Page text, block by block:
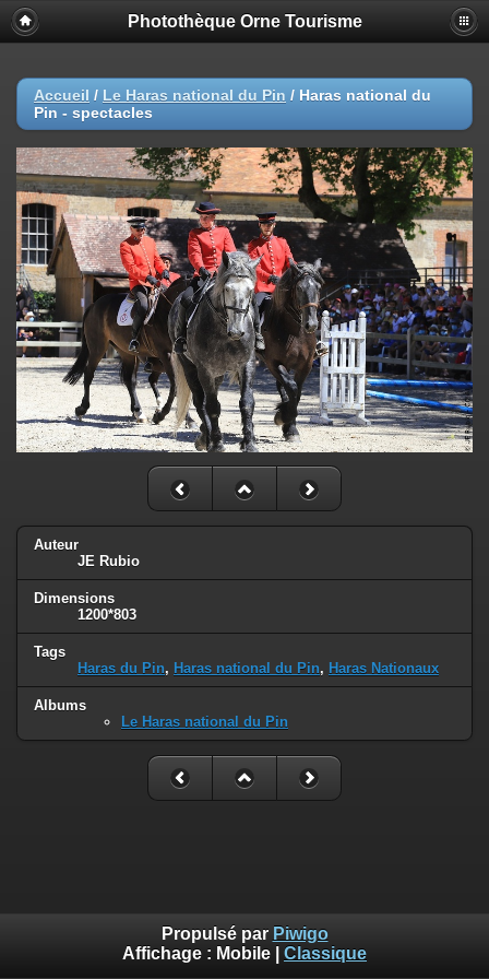
Photothèque Orne Tourisme
Accueil / Le Haras national du Pin / Haras national du
Pin - spectacles
Auteur
JE Rubio
Dimensions
1200*803
Tags
Haras du Pin, Haras national du Pin, Haras Nationaux
Albums
Le Haras national du Pin
Propulsé par Piwigo
Affichage : Mobile Classique